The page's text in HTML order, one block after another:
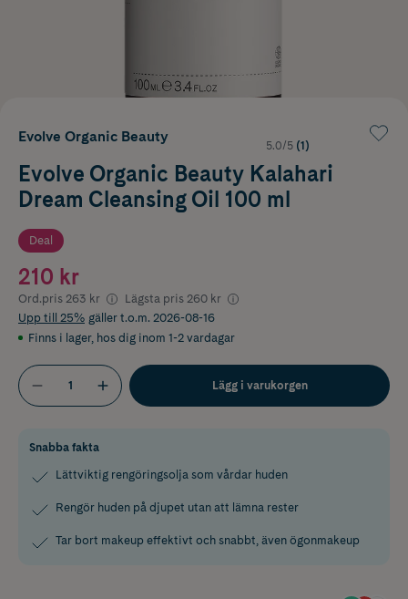
Evolve Organic Beauty
5.0/5 (1)
Evolve Organic Beauty Kalahari
Dream Cleansing Oil 100 ml
Deal
210 kr
Ord.pris 263 kr Lägsta pris 260 kr
Upp till 25% gäller t.o.m. 2026-08-16
Finns i lager, hos dig inom 1-2 vardagar
Lägg i varukorgen
Snabba fakta
Lättviktig rengöringsolja som vårdar huden
Rengör huden på djupet utan att lämna rester
Tar bort makeup effektivt och snabbt, även ögonmakeup